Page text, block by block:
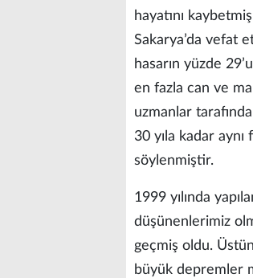
hayatını
Sakarya’da vefat
hasarın yüzde
en fazla can ve
uzmanlar
30 yıla kadar
söylenmiştir.
1999 yılında
düşünenlerimiz
geçmiş oldu.
büyük depremler